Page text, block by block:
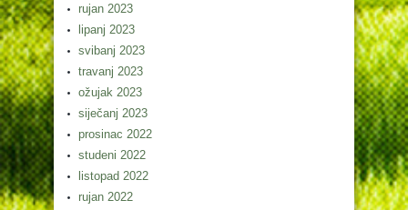
rujan 2023
lipanj 2023
svibanj 2023
travanj 2023
ožujak 2023
siječanj 2023
prosinac 2022
studeni 2022
listopad 2022
rujan 2022